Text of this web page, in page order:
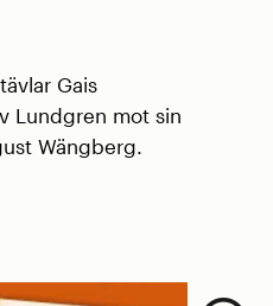
Gais
Lundgren mot sin
Wängberg.